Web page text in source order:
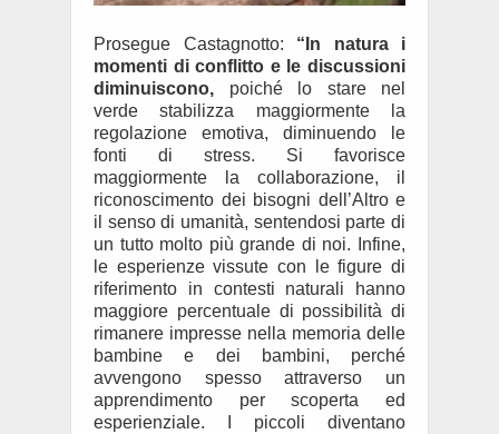
Prosegue Castagnotto: “In natura i
momenti di conflitto e le discussioni
diminuiscono, poiché lo stare nel
verde stabilizza maggiormente la
regolazione emotiva, diminuendo le
fonti di stress. Si favorisce
maggiormente la collaborazione, il
riconoscimento dei bisogni dell’Altro e
il senso di umanità, sentendosi parte di
un tutto molto più grande di noi. Infine,
le esperienze vissute con le figure di
riferimento in contesti naturali hanno
maggiore percentuale di possibilità di
rimanere impresse nella memoria delle
bambine e dei bambini, perché
avvengono spesso attraverso un
apprendimento per scoperta ed
esperienziale. I piccoli diventano